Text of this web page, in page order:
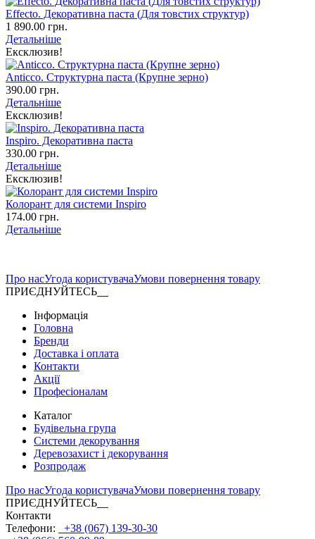
Effecto. Декоративна паста (Для товстих структур)
1 890.00 грн.
Детальніше
Ексклюзив!
Anticco. Структурна паста (Крупне зерно)
390.00 грн.
Детальніше
Ексклюзив!
Inspiro. Декоративна паста
330.00 грн.
Детальніше
Ексклюзив!
Колорант для системи Inspiro
174.00 грн.
Детальніше
Про насУгода користувачаУмови повернення товару
ПРИЄДНУЙТЕСЬ
Інформація
Головна
Бренди
Доставка і оплата
Контакти
Акції
Професіоналам
Каталог
Будівельна група
Системи декорування
Деревозахист і декорування
Розпродаж
Про насУгода користувачаУмови повернення товару
ПРИЄДНУЙТЕСЬ
Контакти
Телефони:
+38 (067) 139-30-30